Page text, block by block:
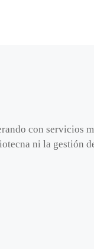
con servicios
ni la gestión